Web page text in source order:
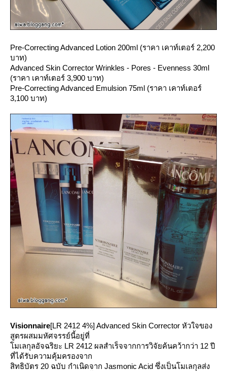
Pre-Correcting Advanced Lotion 200ml (ราคา เคาท์เตอร์ 2,200
บาท)
Advanced Skin Corrector Wrinkles - Pores - Evenness 30ml
(ราคา เคาท์เตอร์ 3,900 บาท)
Pre-Correcting Advanced Emulsion 75ml (ราคา เคาท์เตอร์
3,100 บาท)
Visionnaire[LR 2412 4%] Advanced Skin Corrector หัวใจของ
สูตรผสมมหัศจรรย์นี้อยู่ที่
มเลกุลอัจฉริยะ LR 2412 ผลสำเร็จจากการวิจัยค้นคว้ากว่า 12 ปี
ที่ได้รับความคุ้มครองจาก
สิทธิบัตร 20 ฉบับ กำเนิดจาก Jasmonic Acid ซึ่งเป็นโมเลกุลส่ง